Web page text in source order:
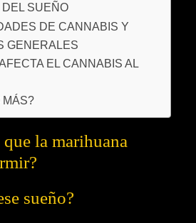
SUEÑO
DE CANNABIS Y
GENERALES
EL CANNABIS AL
MÁS?
que la marihuana
sueño?